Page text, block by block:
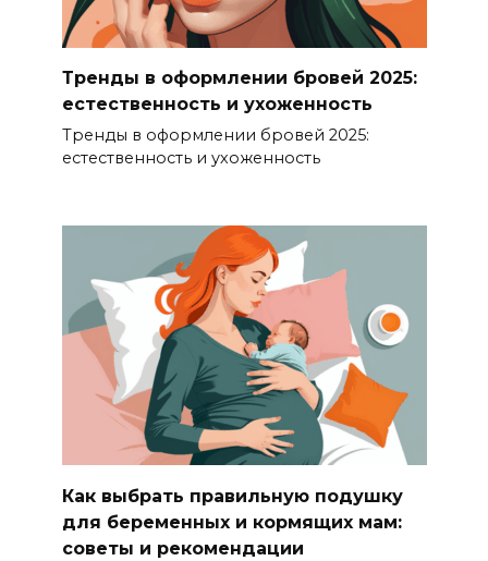
Тренды в оформлении бровей 2025:
естественность и ухоженность
Тренды в оформлении бровей 2025:
естественность и ухоженность
Как выбрать правильную подушку
для беременных и кормящих мам:
советы и рекомендации